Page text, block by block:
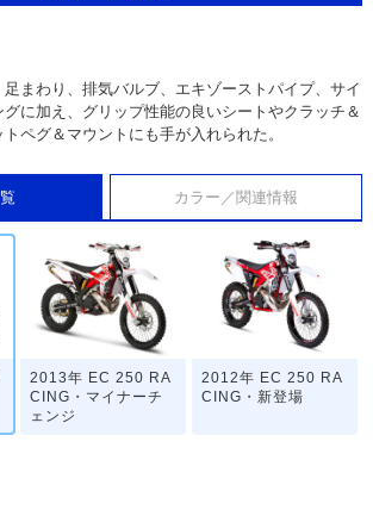
まわり、排気バルブ、エキゾーストパイプ、サイ
に加え、グリップ性能の良いシートやクラッチ＆
ペグ＆マウントにも手が入れられた。
カラー／関連情報
2013年 EC 250 RA
CING・マイナーチ
ェンジ
2012年 EC 250 RA
CING・新登場